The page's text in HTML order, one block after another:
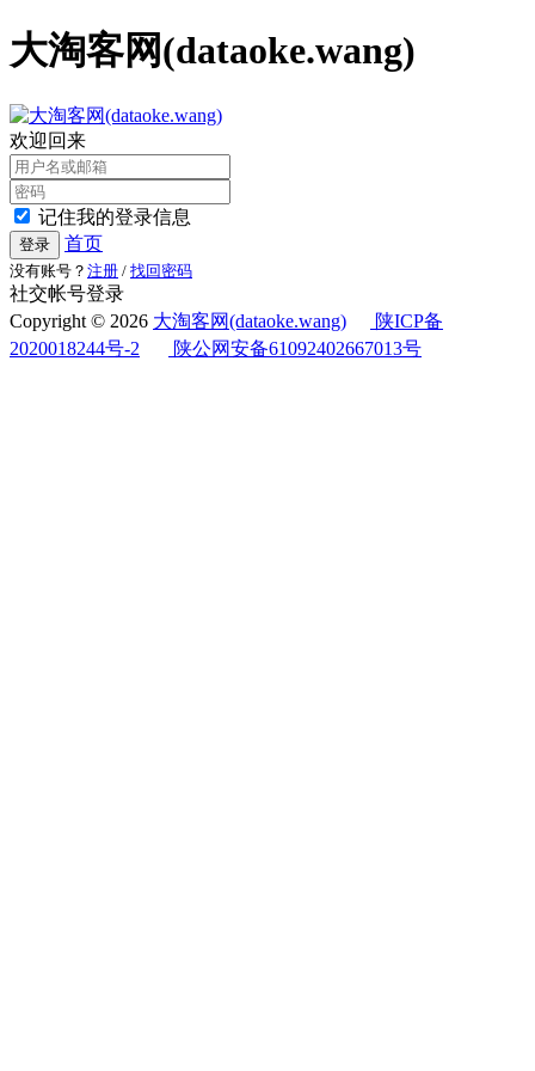
大淘客网(dataoke.wang)
欢迎回来
记住我的登录信息
登录 首页
没有账号？ 注册 / 找回密码
社交帐号登录
Copyright © 2026 大淘客网(dataoke.wang)
陕ICP备
2020018244号-2
陕公网安备61092402667013号